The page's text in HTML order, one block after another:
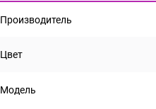
Производитель
Цвет
Модель